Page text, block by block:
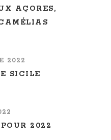
AÇORES,
2022
SICILE
2022